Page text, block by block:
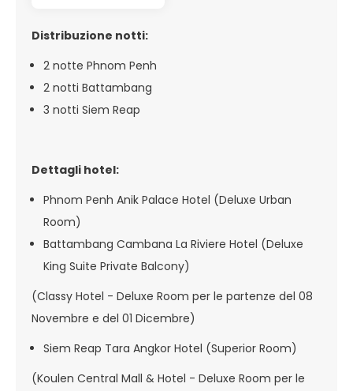
Distribuzione notti:
2 notte Phnom Penh
2 notti Battambang
3 notti Siem Reap
Dettagli hotel:
Phnom Penh Anik Palace Hotel (Deluxe Urban
Room)
Battambang Cambana La Riviere Hotel (Deluxe
King Suite Private Balcony)
(Classy Hotel - Deluxe Room per le partenze del 08
Novembre e del 01 Dicembre)
Siem Reap Tara Angkor Hotel (Superior Room)
(Koulen Central Mall & Hotel - Deluxe Room per le